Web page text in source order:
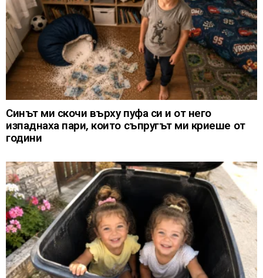
Синът ми скочи върху пуфа си и от него
изпаднаха пари, които съпругът ми криеше от
години